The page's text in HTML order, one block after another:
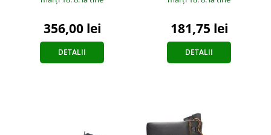
356,00 lei
DETALII
181,75 lei
DETALII